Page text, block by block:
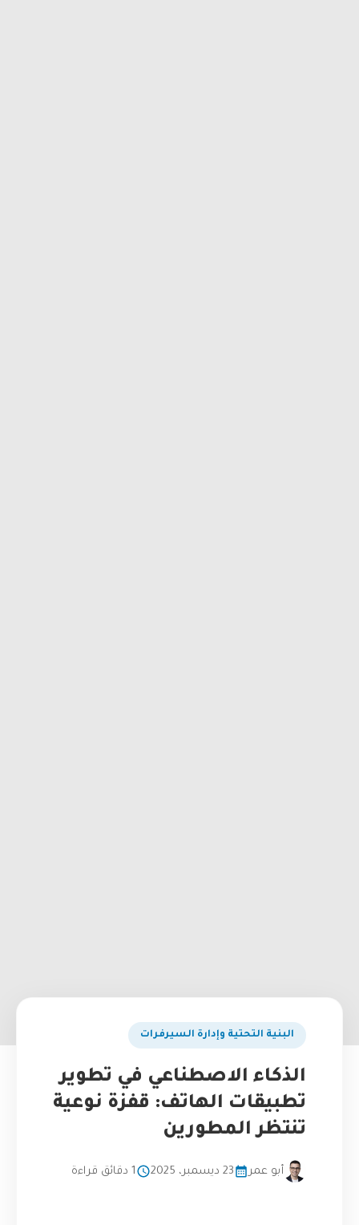
البنية التحتية وإدارة السيرفرات
الذكاء الاصطناعي في تطوير
تطبيقات الهاتف: قفزة نوعية
تنتظر المطورين
أبو عمر 23 ديسمبر، 2025 1 دقائق قراءة